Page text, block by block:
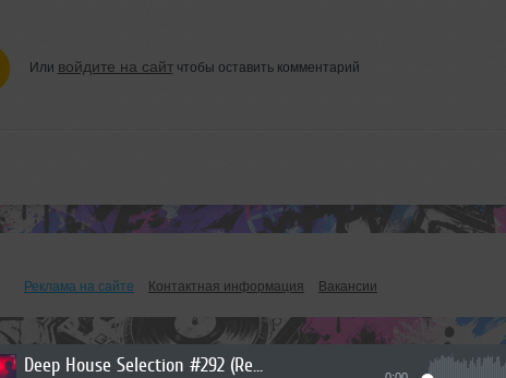
Deep House Selection #292 (Record Deep)
Или войдите на сайтчтобы оставить комментарий
Реклама на сайте Контактная информация Вакансии